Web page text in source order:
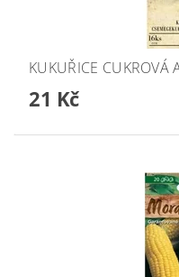
KUKUŘICE CUKROVÁ
21 Kč